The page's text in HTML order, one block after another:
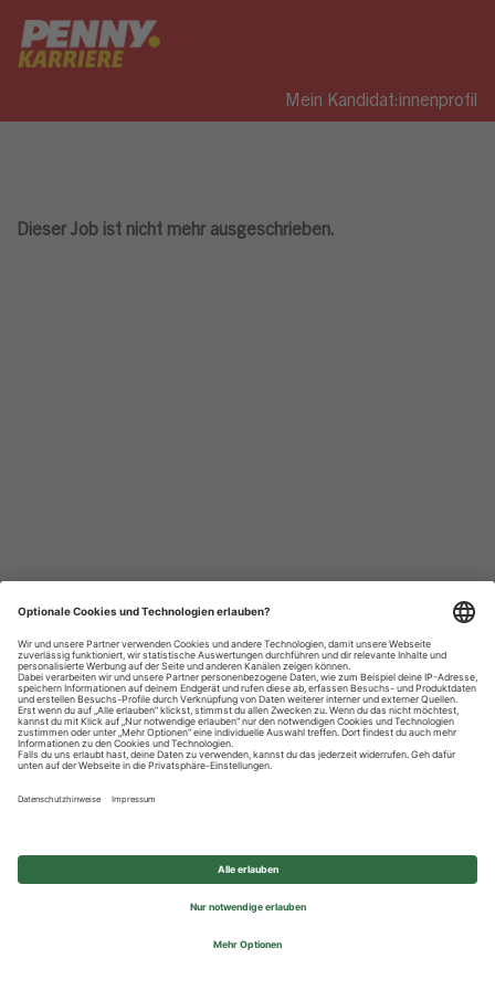
Mein Kandidat:innenprofil
Dieser Job ist nicht mehr ausgeschrieben.
Datenschutzhinweise
Impressum
Privatsphäre-Einstellungen
© 2026 REWE Group - All rights reserved